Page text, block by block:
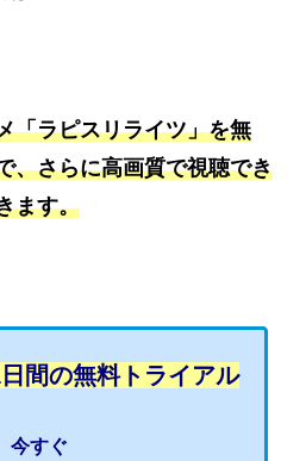
「ラピスリライツ」を無
、さらに高画質で視聴でき
ます。
間の無料トライアル
今すぐ